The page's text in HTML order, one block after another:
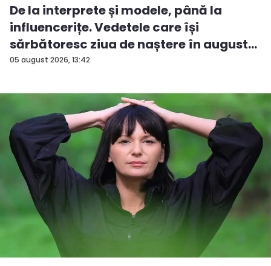
05 august 2026, 13:42
De la interprete și modele, până la
influencerițe. Vedetele care își
sărbătoresc ziua de naștere în august...